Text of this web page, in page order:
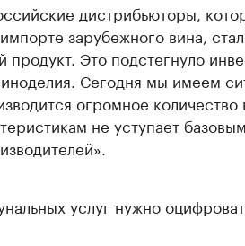
дистрибьюторы,
зарубежного вина,
Это подстегнуло
Сегодня мы имеем
огромное количество
не уступает
услуг нужно